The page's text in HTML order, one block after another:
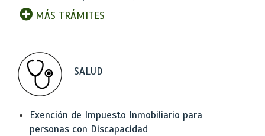
MÁS TRÁMITES
SALUD
Exención de Impuesto Inmobiliario para
personas con Discapacidad